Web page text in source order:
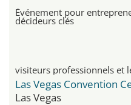
Événement pour
décideurs clés
visiteurs professionnels et
Las Vegas Convention
Las Vegas